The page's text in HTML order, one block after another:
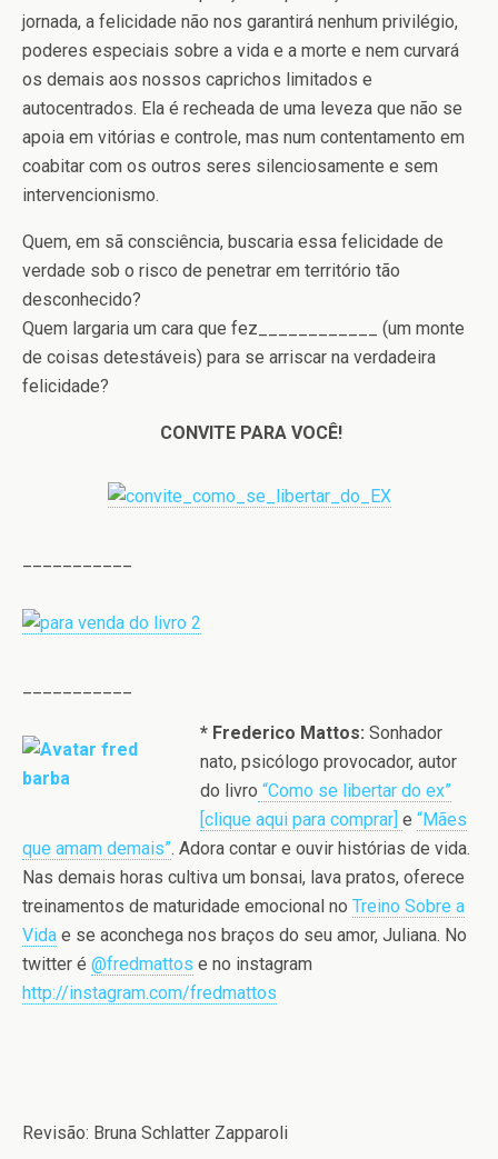
jornada, a felicidade não nos garantirá nenhum privilégio,
poderes especiais sobre a vida e a morte e nem curvará
os demais aos nossos caprichos limitados e
autocentrados. Ela é recheada de uma leveza que não se
apoia em vitórias e controle, mas num contentamento em
coabitar com os outros seres silenciosamente e sem
intervencionismo.
Quem, em sã consciência, buscaria essa felicidade de
verdade sob o risco de penetrar em território tão
desconhecido?
Quem largaria um cara que fez____________ (um monte
de coisas detestáveis) para se arriscar na verdadeira
felicidade?
CONVITE PARA VOCÊ!
* Frederico Mattos: Sonhador
nato, psicólogo provocador, autor
do livro “Como se libertar do ex”
[clique aqui para comprar] e “Mães
que amam demais”. Adora contar e ouvir histórias de vida.
Nas demais horas cultiva um bonsai, lava pratos, oferece
treinamentos de maturidade emocional no Treino Sobre a
Vida e se aconchega nos braços do seu amor, Juliana. No
twitter é @fredmattos e no instagram
http://instagram.com/fredmattos
Revisão: Bruna Schlatter Zapparoli